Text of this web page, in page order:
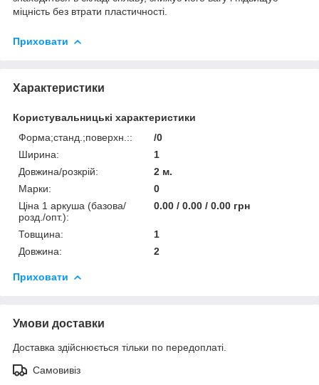
міцність без втрати пластичності.
Приховати
Характеристики
Користувальницькі характеристики
Форма;станд.;поверхн.::
/0
Ширина:
1
Довжина/розкрій:
2 м.
Марки:
0
Ціна 1 аркуша (базова/
розд./опт.):
0.00 / 0.00 / 0.00 грн
Товщина:
1
Довжина:
2
Приховати
Умови доставки
Доставка здійснюється тільки по передоплаті.
Самовивіз